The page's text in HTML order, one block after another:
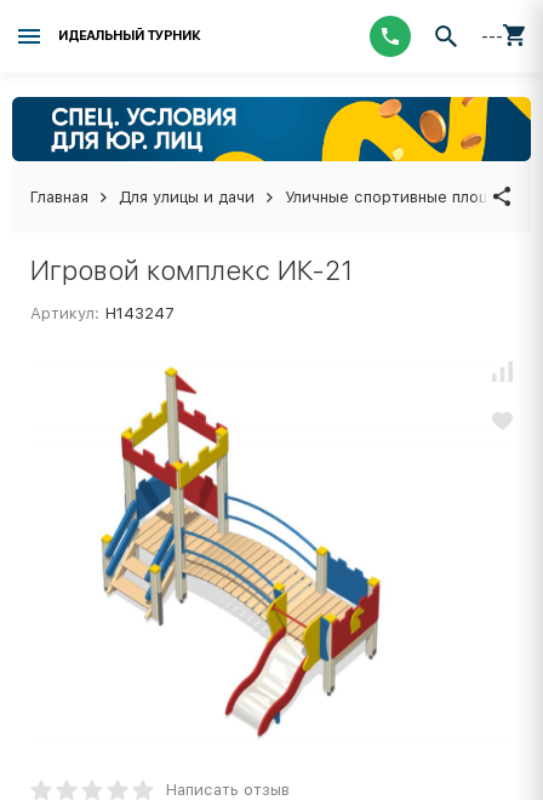
ИДЕАЛЬНЫЙ ТУРНИК ---
Главная Для улицы и дачи Уличные спортивные площадки
Игровой комплекс ИК-21
Артикул: Н143247
Написать отзыв